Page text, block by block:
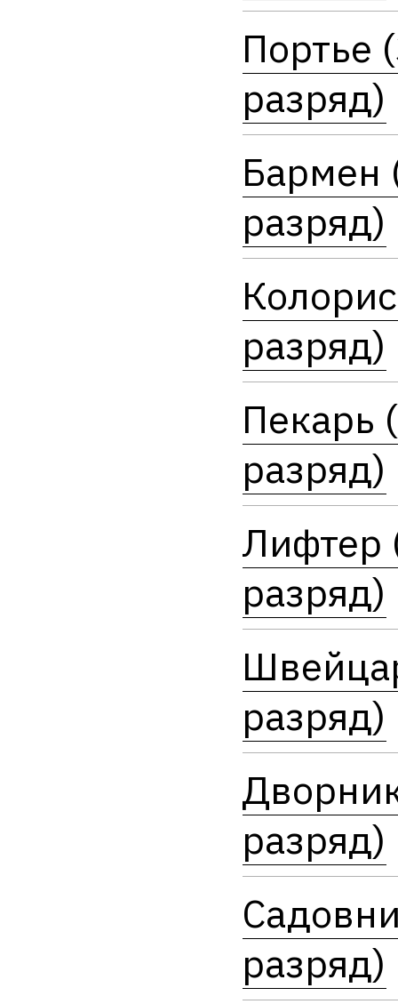
Портье
разряд)
Бармен
разряд)
разряд)
Пекарь
разряд)
Лифтер
разряд)
разряд)
разряд)
разряд)